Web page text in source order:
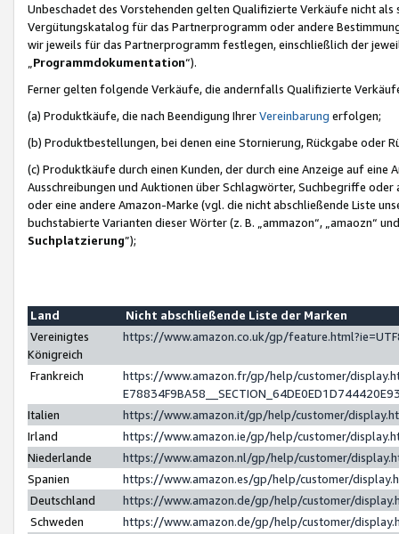
Unbeschadet des Vorstehenden gelten Qualifizierte Verkäufe nicht
Vergütungskatalog für das Partnerprogramm oder andere
wir jeweils für das Partnerprogramm festlegen, einschließlich der
Programmdokumentation“).
Ferner gelten folgende Verkäufe, die andernfalls Qualifizierte
(a) Produktkäufe, die nach Beendigung IhrerVereinbarung erfolgen;
(b) Produktbestellungen, bei denen eine Stornierung, Rückgabe oder
(c) Produktkäufe durch einen Kunden, der durch eine Anzeige auf
Ausschreibungen und Auktionen über Schlagwörter, Suchbegriffe
oder eine andere Amazon-Marke (vgl. die nicht abschließende Liste
buchstabierte Varianten dieser Wörter (z. B. „ammazon“, „amaozn“
Suchplatzierung”);
Land
Nicht abschließende Liste der Marken
Vereinigtes
Königreich
https://www.amazon.co.uk/gp/
Frankreich
https://www.amazon.fr/gp/help/customer/
Italien
https://www.amazon.it/gp/help/customer/
Irland
https://www.amazon.ie/gp/help/customer/
Niederlande
https://www.amazon.nl/gp/help/customer/
Spanien
https://www.amazon.es/gp/help/customer/
Deutschland
https://www.amazon.de/gp/help/customer/
Schweden
https://www.amazon.de/gp/help/customer/